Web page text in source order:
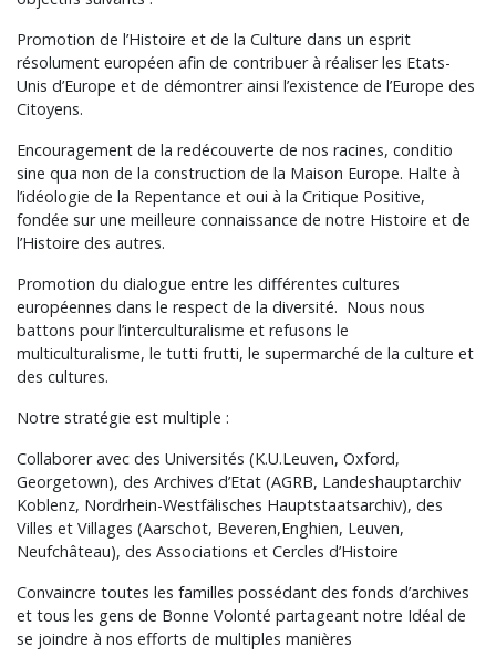
Promotion de l’Histoire et de la Culture dans un esprit
résolument européen afin de contribuer à réaliser les Etats-
Unis d’Europe et de démontrer ainsi l’existence de l’Europe des
Citoyens.
Encouragement de la redécouverte de nos racines, conditio
sine qua non de la construction de la Maison Europe. Halte à
l’idéologie de la Repentance et oui à la Critique Positive,
fondée sur une meilleure connaissance de notre Histoire et de
l’Histoire des autres.
Promotion du dialogue entre les différentes cultures
européennes dans le respect de la diversité. Nous nous
battons pour l’interculturalisme et refusons le
multiculturalisme, le tutti frutti, le supermarché de la culture et
des cultures.
Notre stratégie est multiple :
Collaborer avec des Universités (K.U.Leuven, Oxford,
Georgetown), des Archives d’Etat (AGRB, Landeshauptarchiv
Koblenz, Nordrhein-Westfälisches Hauptstaatsarchiv), des
Villes et Villages (Aarschot, Beveren,Enghien, Leuven,
Neufchâteau), des Associations et Cercles d’Histoire
Convaincre toutes les familles possédant des fonds d’archives
et tous les gens de Bonne Volonté partageant notre Idéal de
se joindre à nos efforts de multiples manières